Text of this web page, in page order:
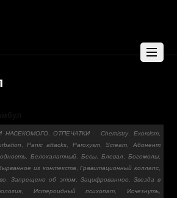
НАСЕКОМОГО,ОТПЕЧАТКИ Chemistry Exorcism,
,Panic attacks Paroxysm,Scream
Абонент
,Белохалатный Бесы, Блевал, Богомолы,
из контекста ,Гравитационный коллапс,
,Запрещено об этом, Зацифрованное
Звезда в
Истероидный психопат Исчезнуть,